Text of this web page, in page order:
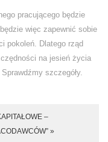
pracującego będzie
więc zapewnić sobie
pokoleń. Dlatego rząd
na jesień życia
szczegóły.
–
»